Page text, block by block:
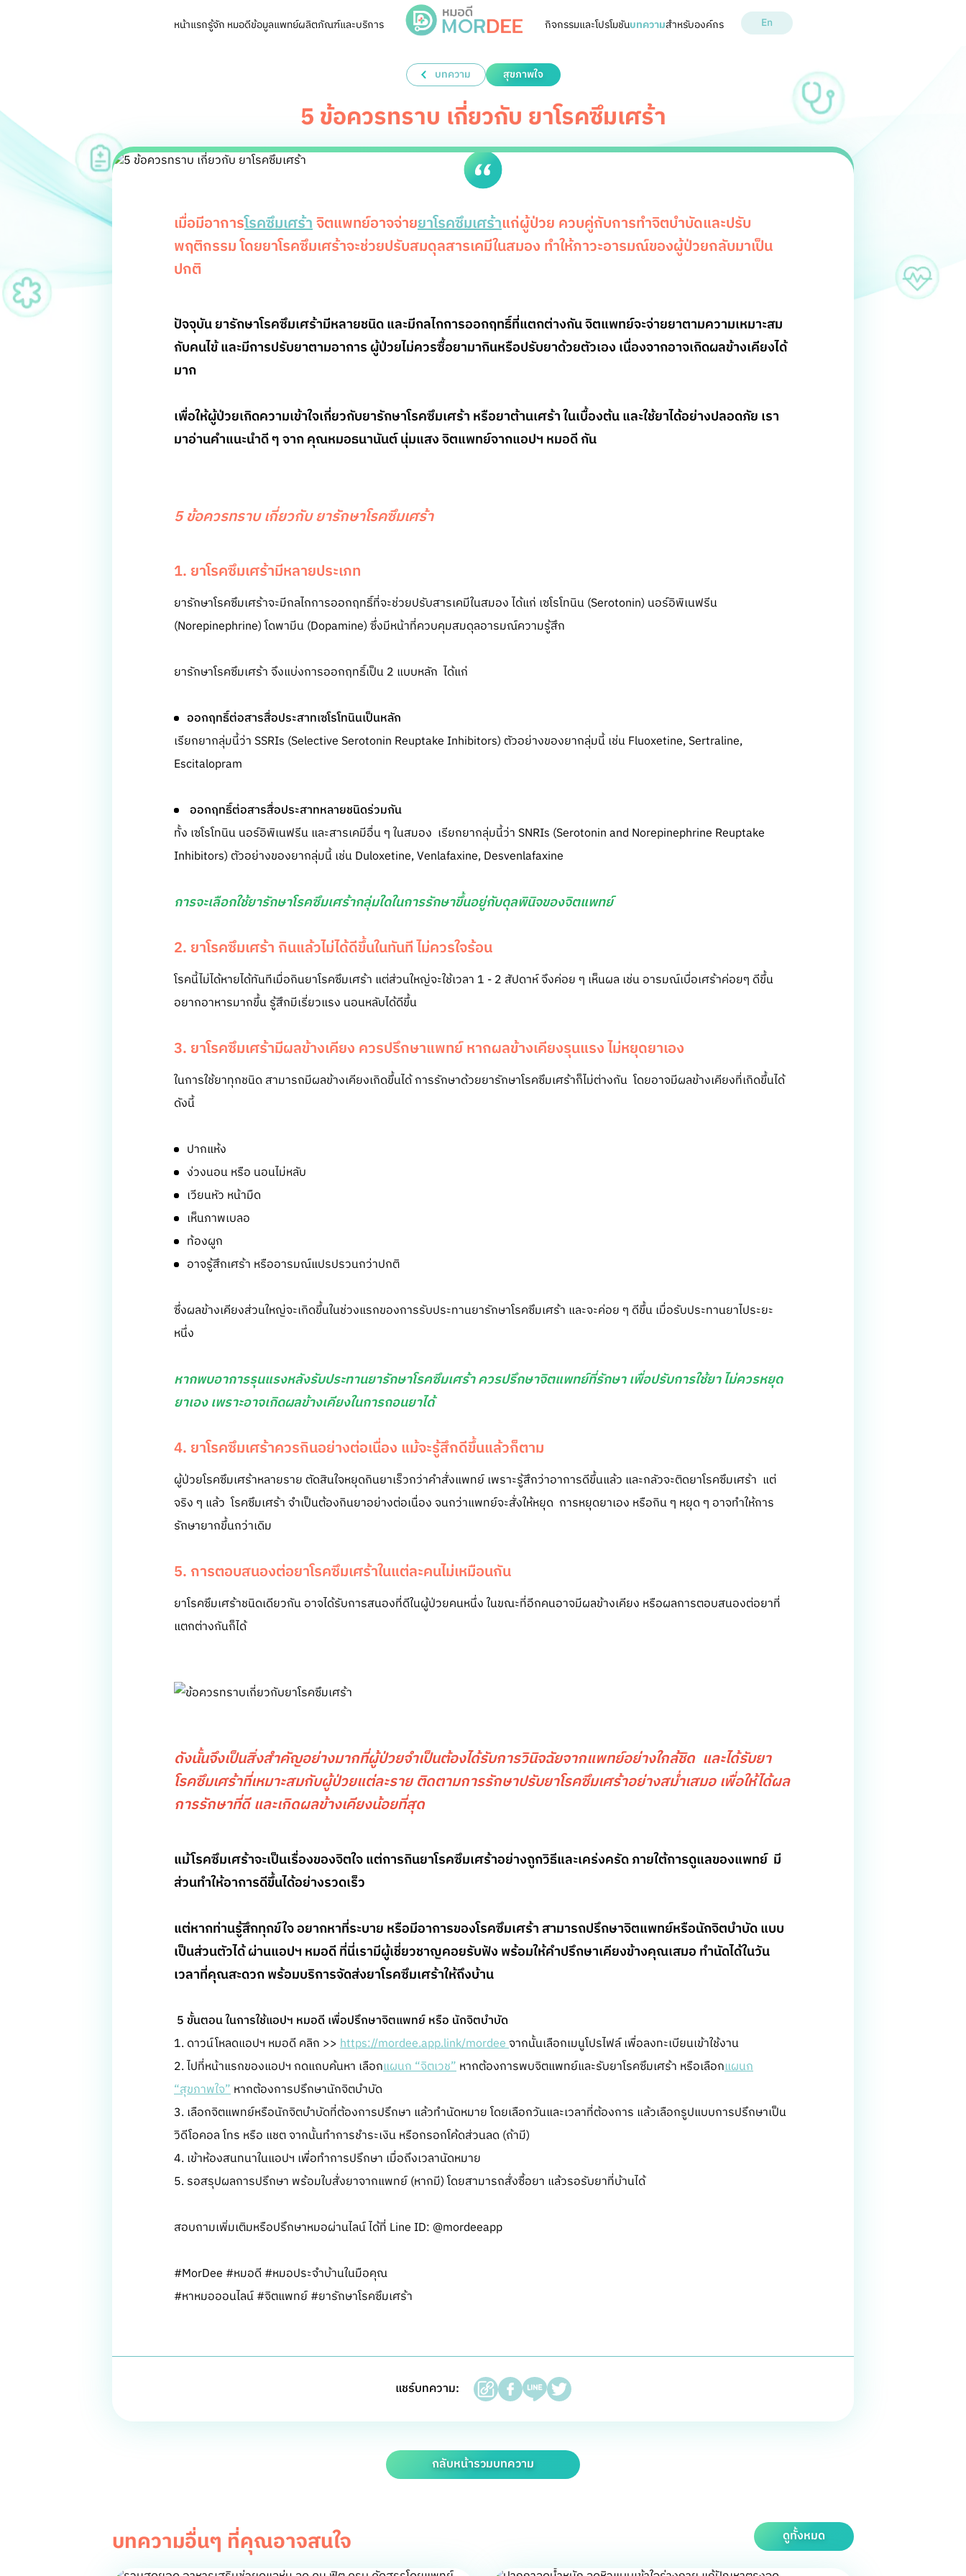
หน้าแรกรู้จัก หมอดีข้อมูลแพทย์ผลิตภัณฑ์และบริการ กิจกรรมและโปรโมชันบทความสำหรับองค์กร En
บทความ สุขภาพใจ
5 ข้อควรทราบ เกี่ยวกับ ยาโรคซึมเศร้า
เมื่อมีอาการโรคซึมเศร้าจิตแพทย์อาจจ่ายยาโรคซึมเศร้าแก่ผู้ป่วย ควบคู่กับการทำจิตบำบัดและปรับ
พฤติกรรม โดยยาโรคซึมเศร้าจะช่วยปรับสมดุลสารเคมีในสมอง ทำให้ภาวะอารมณ์ของผู้ป่วยกลับมาเป็น
ปกติ
ปัจจุบัน ยารักษาโรคซึมเศร้ามีหลายชนิด และมีกลไกการออกฤทธิ์ที่แตกต่างกัน จิตแพทย์จะจ่ายยาตามความเหมาะสม
กับคนไข้ และมีการปรับยาตามอาการ ผู้ป่วยไม่ควรซื้อยามากินหรือปรับยาด้วยตัวเอง เนื่องจากอาจเกิดผลข้างเคียงได้
มาก
เพื่อให้ผู้ป่วยเกิดความเข้าใจเกี่ยวกับยารักษาโรคซึมเศร้า หรือยาต้านเศร้า ในเบื้องต้น และใช้ยาได้อย่างปลอดภัย เรา
มาอ่านคำแนะนำดี ๆ จาก คุณหมอธนานันต์ นุ่มแสง จิตแพทย์จากแอปฯ หมอดี กัน
5 ข้อควรทราบ เกี่ยวกับ ยารักษาโรคซึมเศร้า
1. ยาโรคซึมเศร้ามีหลายประเภท
ยารักษาโรคซึมเศร้าจะมีกลไกการออกฤทธิ์ที่จะช่วยปรับสารเคมีในสมอง ได้แก่ เซโรโทนิน (Serotonin) นอร์อิพิเนฟรีน
(Norepinephrine) โดพามีน (Dopamine) ซึ่งมีหน้าที่ควบคุมสมดุลอารมณ์ความรู้สึก
ยารักษาโรคซึมเศร้า จึงแบ่งการออกฤทธิ์เป็น 2 แบบหลัก ได้แก่
ออกฤทธิ์ต่อสารสื่อประสาทเซโรโทนินเป็นหลัก
เรียกยากลุ่มนี้ว่า SSRIs (Selective Serotonin Reuptake Inhibitors) ตัวอย่างของยากลุ่มนี้ เช่น Fluoxetine, Sertraline,
Escitalopram
ออกฤทธิ์ต่อสารสื่อประสาทหลายชนิดร่วมกัน
ทั้ง เซโรโทนิน นอร์อิพิเนฟรีน และสารเคมีอื่น ๆ ในสมอง เรียกยากลุ่มนี้ว่า SNRIs (Serotonin and Norepinephrine Reuptake
Inhibitors) ตัวอย่างของยากลุ่มนี้ เช่น Duloxetine, Venlafaxine, Desvenlafaxine
การจะเลือกใช้ยารักษาโรคซึมเศร้ากลุ่มใดในการรักษาขึ้นอยู่กับดุลพินิจของจิตแพทย์
2. ยาโรคซึมเศร้า กินแล้วไม่ได้ดีขึ้นในทันที ไม่ควรใจร้อน
โรคนี้ไม่ได้หายได้ทันทีเมื่อกินยาโรคซึมเศร้า แต่ส่วนใหญ่จะใช้เวลา 1 - 2 สัปดาห์ จึงค่อย ๆ เห็นผล เช่น อารมณ์เบื่อเศร้าค่อยๆ ดีขึ้น
อยากอาหารมากขึ้น รู้สึกมีเรี่ยวแรง นอนหลับได้ดีขึ้น
3. ยาโรคซึมเศร้ามีผลข้างเคียง ควรปรึกษาแพทย์ หากผลข้างเคียงรุนแรง ไม่หยุดยาเอง
ในการใช้ยาทุกชนิด สามารถมีผลข้างเคียงเกิดขึ้นได้ การรักษาด้วยยารักษาโรคซึมเศร้าก็ไม่ต่างกัน โดยอาจมีผลข้างเคียงที่เกิดขึ้นได้
ดังนี้
ปากแห้ง
ง่วงนอน หรือ นอนไม่หลับ
เวียนหัว หน้ามืด
เห็นภาพเบลอ
ท้องผูก
อาจรู้สึกเศร้า หรืออารมณ์แปรปรวนกว่าปกติ
ซึ่งผลข้างเคียงส่วนใหญ่จะเกิดขึ้นในช่วงแรกของการรับประทานยารักษาโรคซึมเศร้า และจะค่อย ๆ ดีขึ้น เมื่อรับประทานยาไประยะ
หนึ่ง
หากพบอาการรุนแรงหลังรับประทานยารักษาโรคซึมเศร้า ควรปรึกษาจิตแพทย์ที่รักษา เพื่อปรับการใช้ยา ไม่ควรหยุด
ยาเอง เพราะอาจเกิดผลข้างเคียงในการถอนยาได้
4. ยาโรคซึมเศร้าควรกินอย่างต่อเนื่อง แม้จะรู้สึกดีขึ้นแล้วก็ตาม
ผู้ป่วยโรคซึมเศร้าหลายราย ตัดสินใจหยุดกินยาเร็วกว่าคำสั่งแพทย์ เพราะรู้สึกว่าอาการดีขึ้นแล้ว และกลัวจะติดยาโรคซึมเศร้า แต่
จริง ๆ แล้ว โรคซึมเศร้า จำเป็นต้องกินยาอย่างต่อเนื่อง จนกว่าแพทย์จะสั่งให้หยุด การหยุดยาเอง หรือกิน ๆ หยุด ๆ อาจทำให้การ
รักษายากขึ้นกว่าเดิม
5. การตอบสนองต่อยาโรคซึมเศร้าในแต่ละคนไม่เหมือนกัน
ยาโรคซึมเศร้าชนิดเดียวกัน อาจได้รับการสนองที่ดีในผู้ป่วยคนหนึ่ง ในขณะที่อีกคนอาจมีผลข้างเคียง หรือผลการตอบสนองต่อยาที่
แตกต่างกันก็ได้
ดังนั้นจึงเป็นสิ่งสำคัญอย่างมากที่ผู้ป่วยจำเป็นต้องได้รับการวินิจฉัยจากแพทย์อย่างใกล้ชิด และได้รับยา
โรคซึมเศร้าที่เหมาะสมกับผู้ป่วยแต่ละราย ติดตามการรักษาปรับยาโรคซึมเศร้าอย่างสม่ำเสมอ เพื่อให้ได้ผล
การรักษาที่ดี และเกิดผลข้างเคียงน้อยที่สุด
แม้โรคซึมเศร้าจะเป็นเรื่องของจิตใจ แต่การกินยาโรคซึมเศร้าอย่างถูกวิธีและเคร่งครัด ภายใต้การดูแลของแพทย์ มี
ส่วนทำให้อาการดีขึ้นได้อย่างรวดเร็ว
แต่หากท่านรู้สึกทุกข์ใจ อยากหาที่ระบาย หรือมีอาการของโรคซึมเศร้า สามารถปรึกษาจิตแพทย์หรือนักจิตบำบัด แบบ
เป็นส่วนตัวได้ ผ่านแอปฯ หมอดี ที่นี่เรามีผู้เชี่ยวชาญคอยรับฟัง พร้อมให้คำปรึกษาเคียงข้างคุณเสมอ ทำนัดได้ในวัน
เวลาที่คุณสะดวก พร้อมบริการจัดส่งยาโรคซึมเศร้าให้ถึงบ้าน
5 ขั้นตอน ในการใช้แอปฯ หมอดี เพื่อปรึกษาจิตแพทย์ หรือ นักจิตบำบัด
1. ดาวน์โหลดแอปฯ หมอดี คลิก >>https://mordee.app.link/mordeeจากนั้นเลือกเมนูโปรไฟล์ เพื่อลงทะเบียนเข้าใช้งาน
2. ไปที่หน้าแรกของแอปฯ กดแถบค้นหา เลือกแผนก “จิตเวช”หากต้องการพบจิตแพทย์และรับยาโรคซึมเศร้า หรือเลือกแผนก
“สุขภาพใจ”หากต้องการปรึกษานักจิตบำบัด
3. เลือกจิตแพทย์หรือนักจิตบำบัดที่ต้องการปรึกษา แล้วทำนัดหมาย โดยเลือกวันและเวลาที่ต้องการ แล้วเลือกรูปแบบการปรึกษาเป็น
วิดีโอคอล โทร หรือ แชต จากนั้นทำการชำระเงิน หรือกรอกโค้ดส่วนลด (ถ้ามี)
4. เข้าห้องสนทนาในแอปฯ เพื่อทำการปรึกษา เมื่อถึงเวลานัดหมาย
5. รอสรุปผลการปรึกษา พร้อมใบสั่งยาจากแพทย์ (หากมี) โดยสามารถสั่งซื้อยา แล้วรอรับยาที่บ้านได้
สอบถามเพิ่มเติมหรือปรึกษาหมอผ่านไลน์ ได้ที่ Line ID: @mordeeapp
#MorDee #หมอดี #หมอประจำบ้านในมือคุณ
#หาหมอออนไลน์ #จิตแพทย์ #ยารักษาโรคซึมเศร้า
แชร์บทความ:
กลับหน้ารวมบทความ
บทความอื่นๆ ที่คุณอาจสนใจ ดูทั้งหมด